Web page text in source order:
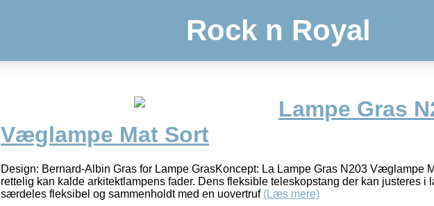
Rock n Royal
Lampe Gras
Væglampe Mat Sort
Design: Bernard-Albin Gras for Lampe GrasKoncept: La Lampe Gras N203 Væglampe
rettelig kan kalde arkitektlampens fader. Dens fleksible teleskopstang der kan justeres i
særdeles fleksibel og sammenholdt med en uovertruf (Læs mere)